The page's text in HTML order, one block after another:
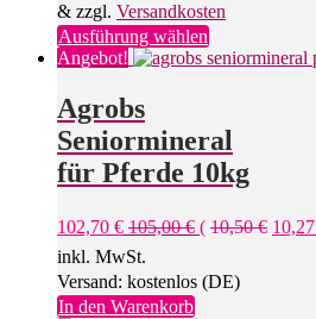
gewählt
werden
& zzgl. Versandkosten
Ausführung wählenDieses
Produkt
auf.
Die
Optionen
auf
Produktseite
gewählt
Angebot!
Agrobs
Seniormineral
für Pferde 10kg
102,70 € 105,00€ ( 10,50€ 10,27
inkl. MwSt.
Versand: kostenlos (DE)
In den Warenkorb